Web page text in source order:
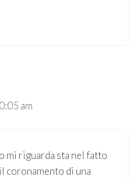
am
mi riguarda sta nel fatto
coronamento di una